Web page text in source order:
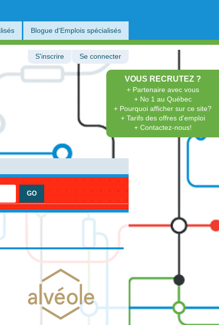
Blogue d'Emplois spécialisés
VOUS RECRUTEZ ?
+ Partenaire avec vous
+ No 1 au Québec
+ Pourquoi afficher sur ce site?
+ Tarifs des offres d'emploi
+ Contactez-nous!
S'inscrire Se connecter